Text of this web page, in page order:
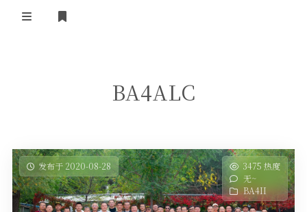
关于黄河
黄河使命
政策法规
活动竞赛
无线电资料
BA4II
器材专区
BA4ALC
发布于 2020-08-28
3475 热度
无~
BA4II